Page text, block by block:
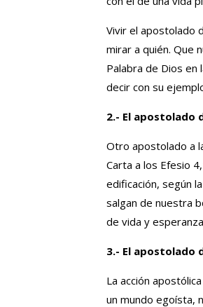
Vivir el apostolado
mirar a quién. Que
Palabra de Dios en
decir con su
2.- El apostolado
Otro apostolado a
Carta a los Efesio
edificación, según
salgan de nuestra
de vida y
3.- El apostolado
La acción
un mundo egoísta,